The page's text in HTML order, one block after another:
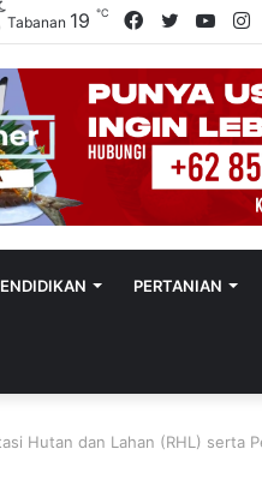
Twitter
Facebook
Tabanan 19℃
PERTANIAN
Hutan dan Lahan (RHL) serta